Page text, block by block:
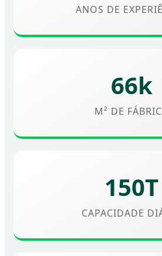
ANOS DE
66k
M² DE
150T
CAPACIDADE